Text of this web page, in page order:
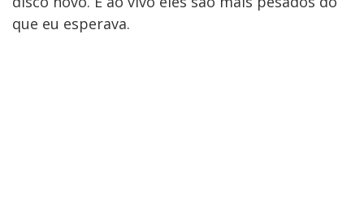
que eu esperava.